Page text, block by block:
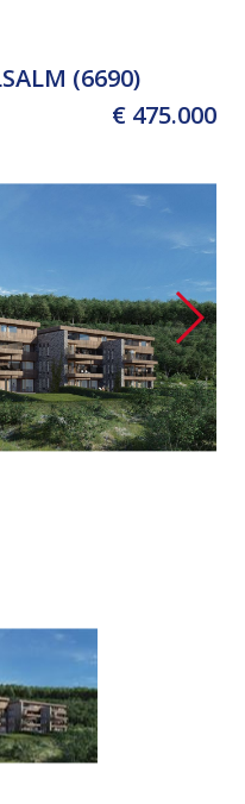
(6690)
€ 475.000